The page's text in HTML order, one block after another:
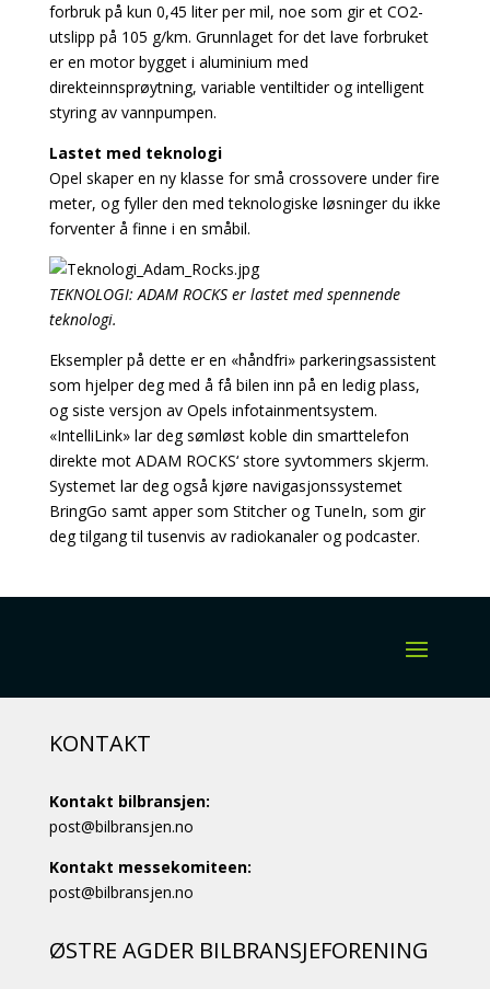
forbruk på kun 0,45 liter per mil, noe som gir et CO2-
utslipp på 105 g/km. Grunnlaget for det lave forbruket
er en motor bygget i aluminium med
direkteinnsprøytning, variable ventiltider og intelligent
styring av vannpumpen.
Lastet med teknologi
Opel skaper en ny klasse for små crossovere under fire
meter, og fyller den med teknologiske løsninger du ikke
forventer å finne i en småbil.
TEKNOLOGI: ADAM ROCKS er lastet med spennende
teknologi.
Eksempler på dette er en «håndfri» parkeringsassistent
som hjelper deg med å få bilen inn på en ledig plass,
og siste versjon av Opels infotainmentsystem.
«IntelliLink» lar deg sømløst koble din smarttelefon
direkte mot ADAM ROCKS‘ store syvtommers skjerm.
Systemet lar deg også kjøre navigasjonssystemet
BringGo samt apper som Stitcher og TuneIn, som gir
deg tilgang til tusenvis av radiokanaler og podcaster.
KONTAKT
Kontakt bilbransjen:
post@bilbransjen.no
Kontakt messekomiteen:
post@bilbransjen.no
ØSTRE AGDER BILBRANSJEFORENING